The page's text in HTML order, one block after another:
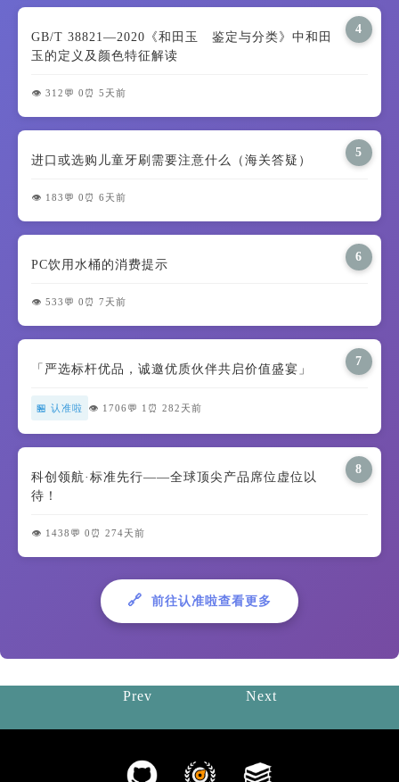
4
GB/T 38821—2020《和田玉 鉴定与分类》中和田
玉的定义及颜色特征解读
👁️ 312 💬 0 ⏰ 5天前
5
进口或选购儿童牙刷需要注意什么（海关答疑）
👁️ 183 💬 0 ⏰ 6天前
6
PC饮用水桶的消费提示
👁️ 533 💬 0 ⏰ 7天前
7
「严选标杆优品，诚邀优质伙伴共启价值盛宴」
🏪 认准啦 👁️ 1706 💬 1 ⏰ 282天前
8
科创领航·标准先行——全球顶尖产品席位虚位以
待！
👁️ 1438 💬 0 ⏰ 274天前
🔗 前往认准啦查看更多
Prev Next